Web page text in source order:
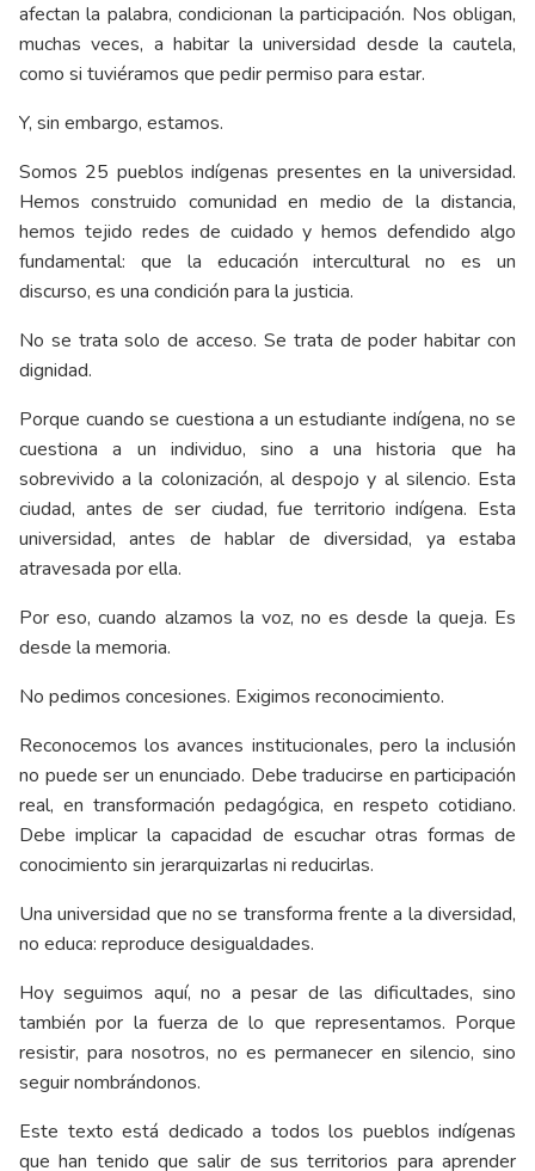
afectan la palabra, condicionan la participación. Nos obligan,
muchas veces, a habitar la universidad desde la cautela,
como si tuviéramos que pedir permiso para estar.
Y, sin embargo, estamos.
Somos 25 pueblos indígenas presentes en la universidad.
Hemos construido comunidad en medio de la distancia,
hemos tejido redes de cuidado y hemos defendido algo
fundamental: que la educación intercultural no es un
discurso, es una condición para la justicia.
No se trata solo de acceso. Se trata de poder habitar con
dignidad.
Porque cuando se cuestiona a un estudiante indígena, no se
cuestiona a un individuo, sino a una historia que ha
sobrevivido a la colonización, al despojo y al silencio. Esta
ciudad, antes de ser ciudad, fue territorio indígena. Esta
universidad, antes de hablar de diversidad, ya estaba
atravesada por ella.
Por eso, cuando alzamos la voz, no es desde la queja. Es
desde la memoria.
No pedimos concesiones. Exigimos reconocimiento.
Reconocemos los avances institucionales, pero la inclusión
no puede ser un enunciado. Debe traducirse en participación
real, en transformación pedagógica, en respeto cotidiano.
Debe implicar la capacidad de escuchar otras formas de
conocimiento sin jerarquizarlas ni reducirlas.
Una universidad que no se transforma frente a la diversidad,
no educa: reproduce desigualdades.
Hoy seguimos aquí, no a pesar de las dificultades, sino
también por la fuerza de lo que representamos. Porque
resistir, para nosotros, no es permanecer en silencio, sino
seguir nombrándonos.
Este texto está dedicado a todos los pueblos indígenas
que han tenido que salir de sus territorios para aprender